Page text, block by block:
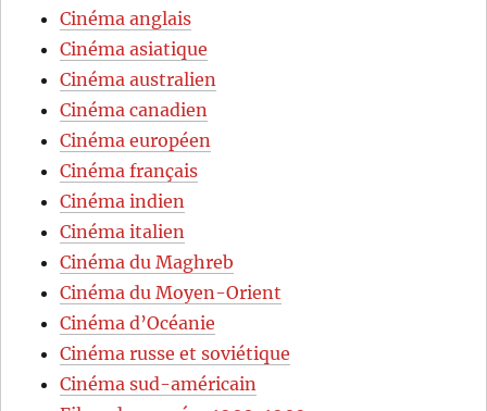
Cinéma anglais
Cinéma asiatique
Cinéma australien
Cinéma canadien
Cinéma européen
Cinéma français
Cinéma indien
Cinéma italien
Cinéma du Maghreb
Cinéma du Moyen-Orient
Cinéma d’Océanie
Cinéma russe et soviétique
Cinéma sud-américain